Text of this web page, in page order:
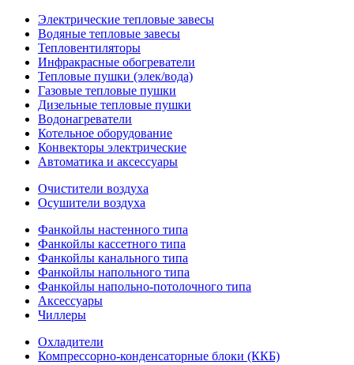
Электрические тепловые завесы
Водяные тепловые завесы
Тепловентиляторы
Инфракрасные обогреватели
Тепловые пушки (элек/вода)
Газовые тепловые пушки
Дизельные тепловые пушки
Водонагреватели
Котельное оборудование
Конвекторы электрические
Автоматика и аксессуары
Очистители воздуха
Осушители воздуха
Фанкойлы настенного типа
Фанкойлы кассетного типа
Фанкойлы канального типа
Фанкойлы напольного типа
Фанкойлы напольно-потолочного типа
Аксессуары
Чиллеры
Охладители
Компрессорно-конденсаторные блоки (ККБ)